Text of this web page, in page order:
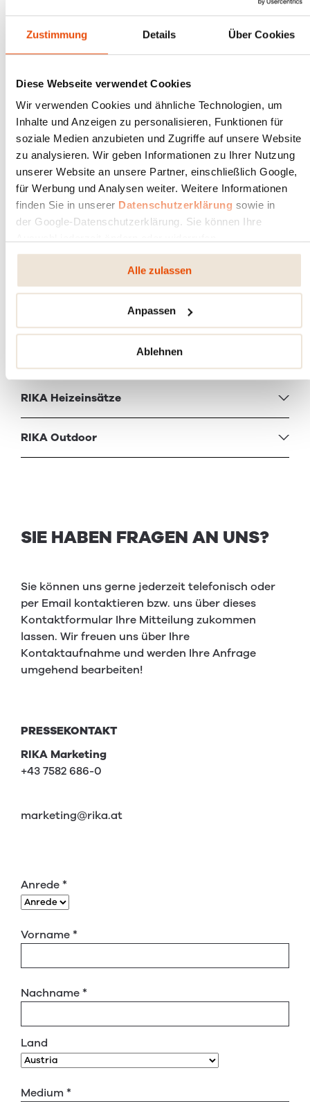
Zustimmung Details Über Cookies
Diese Webseite verwendet Cookies
Wir verwenden Cookies und ähnliche Technologien, um
Inhalte und Anzeigen zu personalisieren, Funktionen für
soziale Medien anzubieten und Zugriffe auf unsere Website
zu analysieren. Wir geben Informationen zu Ihrer Nutzung
unserer Website an unsere Partner, einschließlich Google,
für Werbung und Analysen weiter. Weitere Informationen
finden Sie in unserer Datenschutzerklärung sowie in
der Google-Datenschutzerklärung. Sie können Ihre
Alle zulassen
Anpassen
Ablehnen
OFENBILDER
Suchen Sie Bilder zu einem bestimmten Ofen?
RIKA Mod­u­lare ­Öfen
RIKA Pellet­öfen
RIKA Heizein­sätze
RIKA Out­door
SIE HABEN FRAGEN AN UNS?
Sie können uns gerne jederzeit telefonisch oder
per Email kontaktieren bzw. uns über dieses
Kontaktformular Ihre Mitteilung zukommen
lassen. Wir freuen uns über Ihre
Kontaktaufnahme und werden Ihre Anfrage
umgehend bearbeiten!
PRESSEKONTAKT
RIKA Marketing
+43 7582 686-0
marketing@rika.at
Anrede*
Vorname*
Nachname*
Land
Medium *